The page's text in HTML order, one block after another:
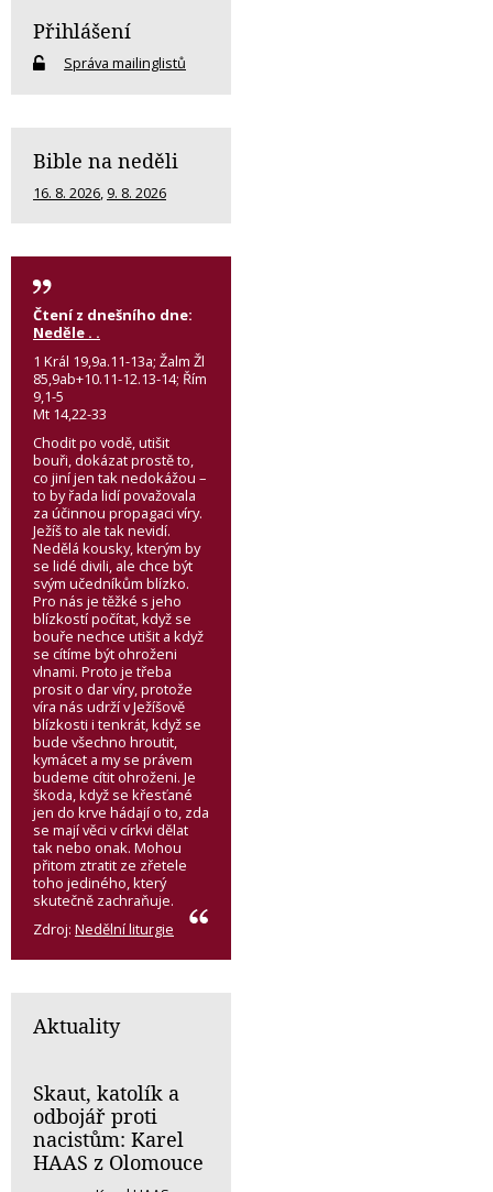
Přihlášení
Správa mailinglistů
Bible na neděli
16. 8. 2026, 9. 8. 2026
Čtení z dnešního dne:
Neděle . .
1 Král 19,9a.11-13a; Žalm Žl
85,9ab+10.11-12.13-14; Řím
9,1-5
Mt 14,22-33
Chodit po vodě, utišit
bouři, dokázat prostě to,
co jiní jen tak nedokážou –
to by řada lidí považovala
za účinnou propagaci víry.
Ježíš to ale tak nevidí.
Nedělá kousky, kterým by
se lidé divili, ale chce být
svým učedníkům blízko.
Pro nás je těžké s jeho
blízkostí počítat, když se
bouře nechce utišit a když
se cítíme být ohroženi
vlnami. Proto je třeba
prosit o dar víry, protože
víra nás udrží v Ježíšově
blízkosti i tenkrát, když se
bude všechno hroutit,
kymácet a my se právem
budeme cítit ohroženi. Je
škoda, když se křesťané
jen do krve hádají o to, zda
se mají věci v církvi dělat
tak nebo onak. Mohou
přitom ztratit ze zřetele
toho jediného, který
skutečně zachraňuje.
Zdroj: Nedělní liturgie
Aktuality
Skaut, katolík a
odbojář proti
nacistům: Karel
HAAS z Olomouce